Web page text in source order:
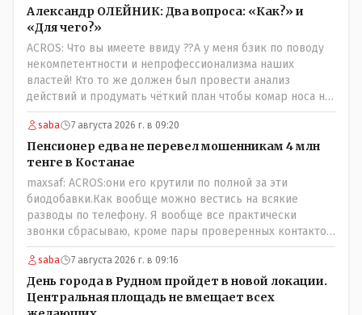
Александр ОЛЕЙНИК: Два вопроса: «Как?» и
«Для чего?»
ACROS: Что вы имеете ввиду ??А у меня бзик по поводу
некомпетентности и непрофессионализма наших
властей! Кто то же должен был провести анализ
действий и продумать чёткий план чтобы комар носа не
подточил! Но тут явно спешили, а в аналитическом
центре либо кто то из родственников сидит, либо
ведущий специалист на Мальдивы уехал, либо всё
вместе! Пока прокатывает по вышеизложенным Вами
причинам, просто обстоятельства немного меняются по
сравнению с Назарбаевскими временами, власти
решили пощупать кошелёк населения, а это уже
неизвестная в уравнении взаимоотношений власти и
народа! Тут бы как раз специалист-аналитик и
пригодился бы!
saba 7 августа 2026 г. в 09:20
Пенсионер едва не перевел мошенникам 4 млн
тенге в Костанае
maxsaf: ACROS:они его крутили по полной за эти
биодобавки.Как вообще можно вестись на всякие
разводы по телефону. Я вообще все практически
звонки сбрасываю, кроме пары проверенных контактов.
Один раз мне мой банк позвонил, не мошенники. Я
приехал туда, в банк, нашел того, кто мне звонил,
притащил к главному менеджеру и обоим сказал: ещё
один такой звонок, без разницы, какая причина, и я
счета свои у вас позакрываю. Остальные входящие
saba 7 августа 2026 г. в 09:16
День города в Рудном пройдет в новой локации.
Центральная площадь не вмещает всех